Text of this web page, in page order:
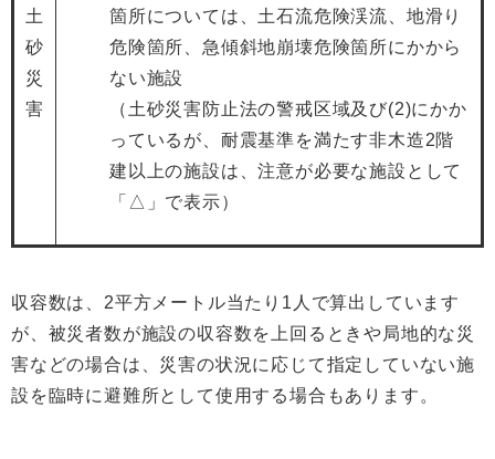
土
砂
災
害
箇所については、土石流危険渓流、地滑り
危険箇所、急傾斜地崩壊危険箇所にかから
ない施設
（土砂災害防止法の警戒区域及び(2)にかか
っているが、耐震基準を満たす非木造2階
建以上の施設は、注意が必要な施設として
「△」で表示）
収容数は、2平方メートル当たり1人で算出しています
が、被災者数が施設の収容数を上回るときや局地的な災
害などの場合は、災害の状況に応じて指定していない施
設を臨時に避難所として使用する場合もあります。